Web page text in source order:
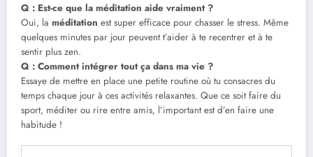
Q : Est-ce que la méditation aide vraiment ?
Oui, la méditation est super efficace pour chasser le stress. Même
quelques minutes par jour peuvent t’aider à te recentrer et à te
sentir plus zen.
Q : Comment intégrer tout ça dans ma vie ?
Essaye de mettre en place une petite routine où tu consacres du
temps chaque jour à ces activités relaxantes. Que ce soit faire du
sport, méditer ou rire entre amis, l’important est d’en faire une
habitude !